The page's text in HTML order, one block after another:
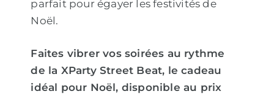
parfait pour égayer les festivités de
Noël.
Faites vibrer vos soirées au rythme
de la XParty Street Beat, le cadeau
idéal pour Noël, disponible au prix